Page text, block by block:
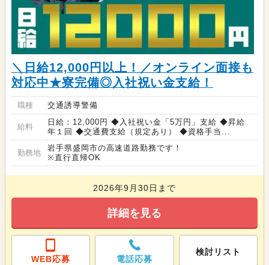
＼日給12,000円以上！／オンライン面接も
対応中★寮完備◎入社祝い金支給！
職種 交通誘導警備
給料
日給：12,000円 ◆入社祝い金「5万円」支給 ◆昇給
年１回 ◆交通費支給（規定あり） ◆資格手当...
勤務地
岩手県盛岡市の高速道路勤務です！
※直行直帰OK
2026年9月30日まで
詳細を見る
WEB応募 電話応募
検討リスト